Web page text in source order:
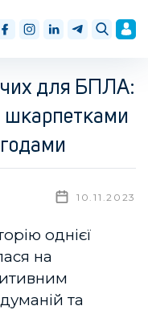
для БПЛА:
шкарпетками
10.11.2023
однієї
на
та